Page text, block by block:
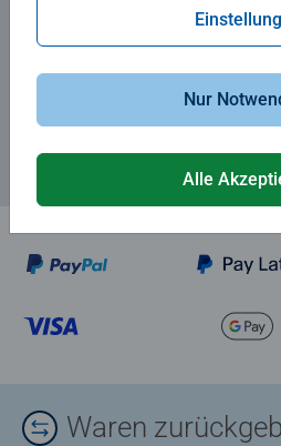
Zum Newsletter
... und 5 € Gutschein sichern!
Waren
Nur
Alle